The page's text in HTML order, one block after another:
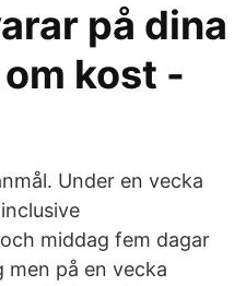
på dina
kost -
Under en vecka
middag fem dagar
men på en vecka